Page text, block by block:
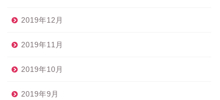
2019年12月
2019年11月
2019年10月
2019年9月